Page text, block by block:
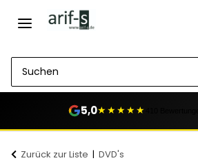
5,0★★★★★
Zurück zur Liste DVD's